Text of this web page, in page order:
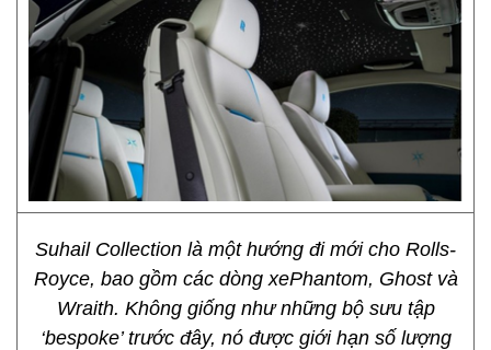
Suhail Collection là một hướng đi mới cho Rolls-
Royce, bao gồm các dòng xePhantom, Ghost và
Wraith. Không giống như những bộ sưu tập
‘bespoke’ trước đây, nó được giới hạn số lượng